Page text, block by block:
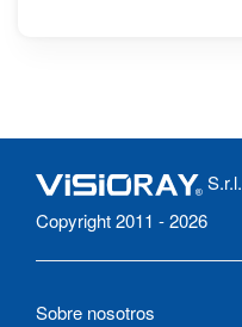
S.r.l.
Copyright 2011 - 2026
Sobre nosotros